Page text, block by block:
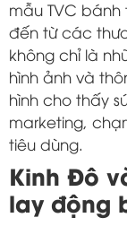
mẫu TVC
đến từ các
không chỉ là
hình ảnh và
hình cho thấy
marketing,
tiêu dùng.
Kinh Đô
lay động